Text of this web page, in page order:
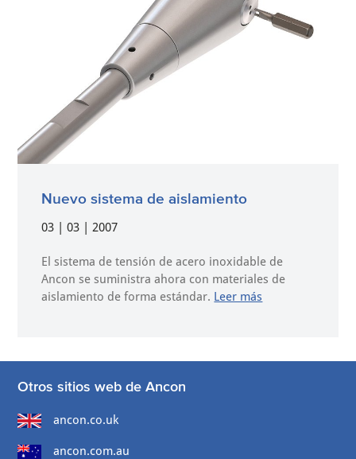
Nuevo sistema de aislamiento
03 | 03 | 2007
El sistema de tensión de acero inoxidable de
Ancon se suministra ahora con materiales de
aislamiento de forma estándar. Leer más
Otros sitios web de Ancon
ancon.co.uk
ancon.com.au